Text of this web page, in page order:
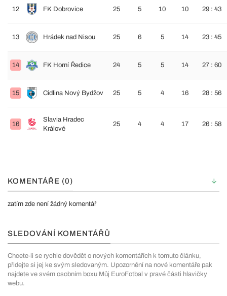
12 FK Dobrovice 25 5 10 10 29 : 43
13 Hrádek nad Nisou 25 6 5 14 23 : 45
14 FK Horní Ředice 24 5 5 14 27 : 60
15 Cidlina Nový Bydžov 25 5 4 16 28 : 56
16
Slavia Hradec
Králové
25 4 4 17 26 : 58
KOMENTÁŘE (0)
zatím zde není žádný komentář
SLEDOVÁNÍ KOMENTÁŘŮ
Chcete-li se rychle dovědět o nových komentářích k tomuto článku,
přidejte si jej ke svým sledovaným. Upozornění na nové komentáře pak
najdete ve svém osobním boxu Můj EuroFotbal v pravé části hlavičky
webu.